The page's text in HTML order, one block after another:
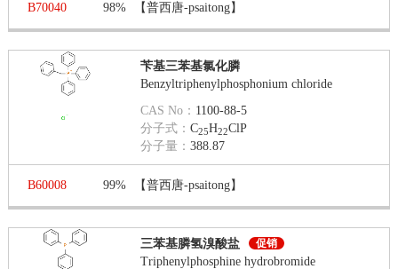
B70040 98% 【普西唐-psaitong】
苄基三苯基氯化膦
Benzyltriphenylphosphonium chloride
CAS No： 1100-88-5
分子式：C25H22ClP
分子量：388.87
B60008 99% 【普西唐-psaitong】
三苯基膦氢溴酸盐 促销
Triphenylphosphine hydrobromide